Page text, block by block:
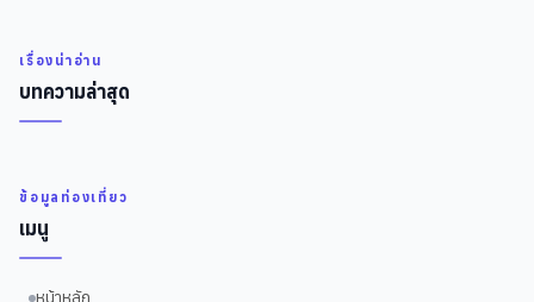
เรื่องน่าอ่าน
บทความล่าสุด
ข้อมูลท่องเที่ยว
เมนู
หน้าหลัก